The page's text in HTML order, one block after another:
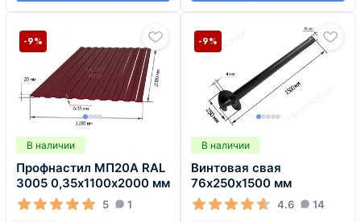
В наличии
Профнастил МП20А RAL
3005 0,35х1100х2000 мм
5 1
-9%
В наличии
Винтовая свая
76х250х1500 мм
4.6 14
-9%